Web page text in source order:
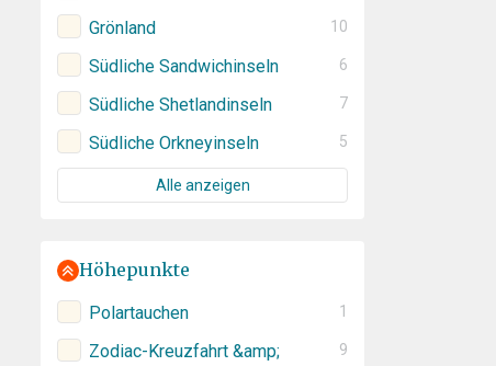
Grönland 10
Südliche Sandwichinseln 6
Südliche Shetlandinseln 7
Südliche Orkneyinseln 5
Alle anzeigen
Höhepunkte
Polartauchen 1
Zodiac-Kreuzfahrt &amp;
9